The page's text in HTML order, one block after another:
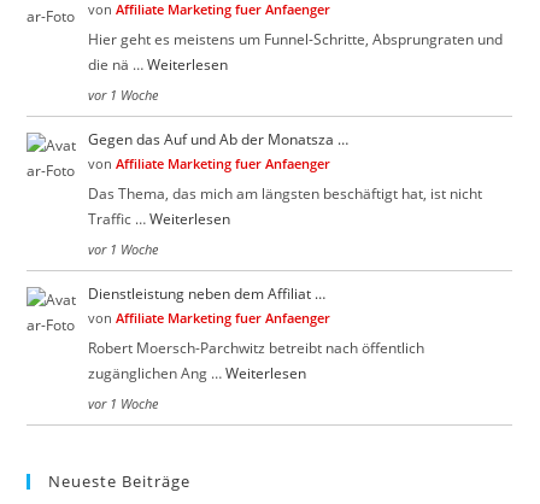
vonAffiliate Marketing fuer Anfaenger
Hier geht es meistens um Funnel-Schritte, Absprungraten und
die nä …Weiterlesen
vor 1 Woche
Gegen das Auf und Ab der Monatsza …
vonAffiliate Marketing fuer Anfaenger
Das Thema, das mich am längsten beschäftigt hat, ist nicht
Traffic …Weiterlesen
vor 1 Woche
Dienstleistung neben dem Affiliat …
vonAffiliate Marketing fuer Anfaenger
Robert Moersch-Parchwitz betreibt nach öffentlich
zugänglichen Ang …Weiterlesen
vor 1 Woche
Neueste Beiträge